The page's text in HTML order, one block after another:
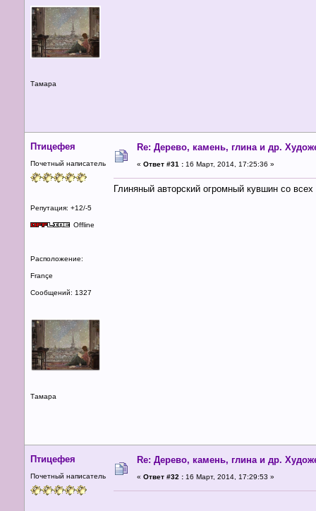
Тамара
Птицефея
Почетный написатель
Репутация: +12/-5
Offline
Расположение:
Françe
Сообщений: 1327
Тамара
Re: Дерево, камень, глина и др.
« Ответ #31 : 16 Март, 2014, 17:25:36 »
Глиняный авторский огромный кувшин со всех
Птицефея
Почетный написатель
Re: Дерево, камень, глина и др.
« Ответ #32 : 16 Март, 2014, 17:29:53 »